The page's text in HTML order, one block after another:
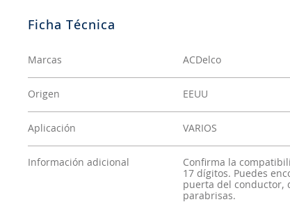
Marcas ACDelco
Origen EEUU
Aplicación VARIOS
Información adicional
Confirma la
17 dígitos. Puedes
puerta del conductor,
parabrisas.